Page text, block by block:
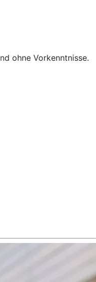
ohne Vorkenntnisse.